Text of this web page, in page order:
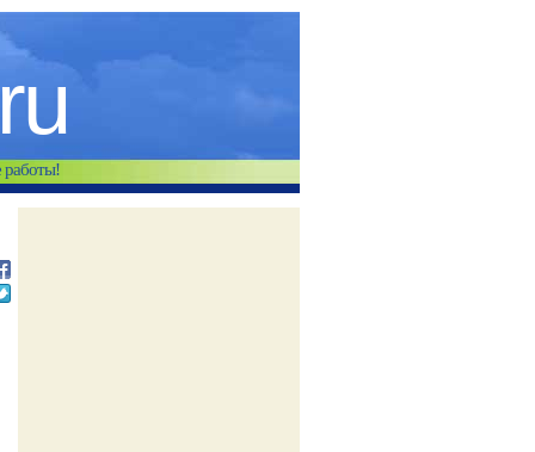
работы!